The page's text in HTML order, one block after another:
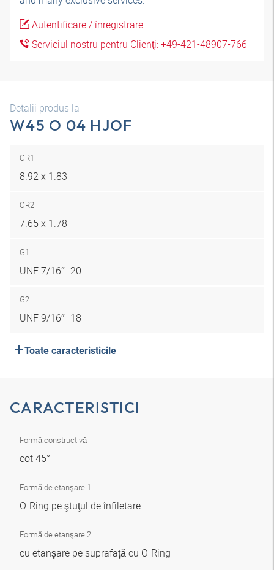
Autentificare / înregistrare
Serviciul nostru pentru Clienţi: +49-421-48907-766
Detalii produs la
W45 O 04 HJOF
OR1
8.92 x 1.83
OR2
7.65 x 1.78
G1
UNF 7/16″ -20
G2
UNF 9/16″ -18
Toate caracteristicile
CARACTERISTICI
Formă constructivă
cot 45°
Formă de etanşare 1
O-Ring pe ştuţul de înfiletare
Formă de etanşare 2
cu etanşare pe suprafaţă cu O-Ring